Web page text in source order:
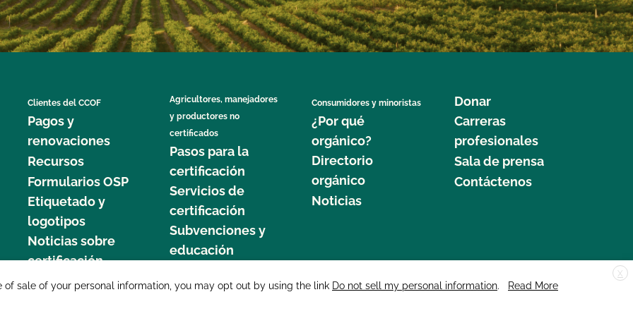
Clientes del CCOF
Pagos y
renovaciones
Recursos
Formularios OSP
Etiquetado y
logotipos
Noticias sobre
certificación
Agricultores, manejadores
y productores no
certificados
Pasos para la
certificación
Servicios de
certificación
Subvenciones y
educación
Consumidores y minoristas
¿Por qué
orgánico?
Directorio
orgánico
Noticias
Donar
Carreras
profesionales
Sala de prensa
Contáctenos
877 Cedar Street, Suite 248, Santa Cruz, CA 95060 © 2025 CCOF.org
X
sale of your personal information, you may opt out by using the link Do not sell my personal information.
Read More